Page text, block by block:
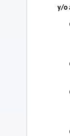
y/o